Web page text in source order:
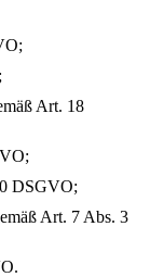
Art. 18
DSGVO;
Art. 7 Abs. 3